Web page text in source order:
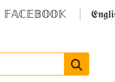
𝔽𝔸ℂ𝔼𝔹𝕆𝕆𝕂
搜